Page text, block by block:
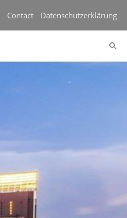
Contact Datenschutzerklärung